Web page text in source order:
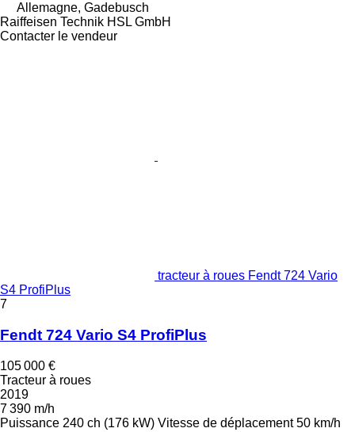
Allemagne, Gadebusch
Raiffeisen Technik HSL GmbH
Contacter le vendeur
tracteur à roues Fendt 724 Vario
S4 ProfiPlus
7
Fendt 724 Vario S4 ProfiPlus
105 000 €
Tracteur à roues
2019
7 390 m/h
Puissance 240 ch (176 kW) Vitesse de déplacement 50 km/h